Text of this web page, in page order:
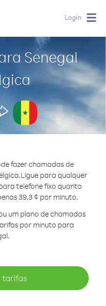
Login
Senegal
fazer chamadas de
Ligue para qualquer
telefone fixo quanto
39.3 ¢ por minuto.
um plano de chamadas
por minuto para
tarifas